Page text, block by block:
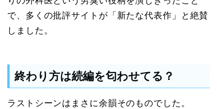
で、多くの批評サイトが「新たな代表作」と絶賛
しました。
終わり方は続編を匂わせてる？
ラストシーンはまさに余韻そのものでした。